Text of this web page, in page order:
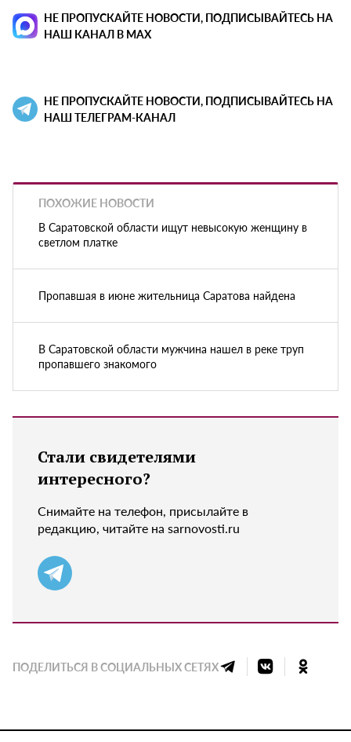
НЕ ПРОПУСКАЙТЕ НОВОСТИ, ПОДПИСЫВАЙТЕСЬ НА
НАШ КАНАЛ В MAX
НЕ ПРОПУСКАЙТЕ НОВОСТИ, ПОДПИСЫВАЙТЕСЬ НА
НАШ ТЕЛЕГРАМ-КАНАЛ
ПОХОЖИЕ НОВОСТИ
В Саратовской области ищут невысокую женщину в
светлом платке
Пропавшая в июне жительница Саратова найдена
В Саратовской области мужчина нашел в реке труп
пропавшего знакомого
Стали свидетелями
интересного?
Снимайте на телефон, присылайте в
редакцию, читайте на sarnovosti.ru
ПОДЕЛИТЬСЯ В СОЦИАЛЬНЫХ СЕТЯХ